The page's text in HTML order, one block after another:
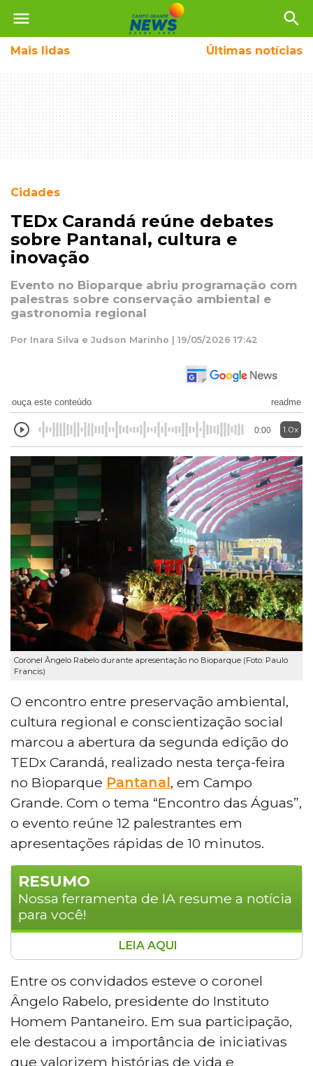
menu search
Mais lidas Últimas notícias
Cidades
TEDx Carandá reúne debates
sobre Pantanal, cultura e
inovação
Evento no Bioparque abriu programação com
palestras sobre conservação ambiental e
gastronomia regional
Por Inara Silva e Judson Marinho | 19/05/2026 17:42
ouça este conteúdo readme
0:00 1.0x
Coronel Ângelo Rabelo durante apresentação no Bioparque (Foto: Paulo
Francis)
O encontro entre preservação ambiental,
cultura regional e conscientização social
marcou a abertura da segunda edição do
TEDx Carandá, realizado nesta terça-feira
no Bioparque Pantanal, em Campo
Grande. Com o tema “Encontro das Águas”,
o evento reúne 12 palestrantes em
apresentações rápidas de 10 minutos.
RESUMO
Nossa ferramenta de IA resume a notícia
para você!
A segunda edição do TEDx Carandá foi
realizada no Bioparque Pantanal, em
Campo Grande, com o tema "Encontro
das Águas", reunindo 12 palestrantes em
apresentações de 10 minutos sobre
preservação ambiental, cultura regional e
inovação. Entre os destaques estiveram o
LEIA AQUI
Entre os convidados esteve o coronel
Ângelo Rabelo, presidente do Instituto
Homem Pantaneiro. Em sua participação,
ele destacou a importância de iniciativas
que valorizem histórias de vida e